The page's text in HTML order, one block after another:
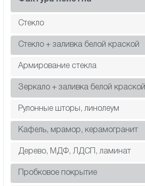
Стекло
Стекло + заливка белой краской
Армирование стекла
Зеркало + заливка белой краской
Рулонные шторы, линолеум
Кафель, мрамор, керамогранит
Дерево, МДФ, ЛДСП, ламинат
Пробковое покрытие